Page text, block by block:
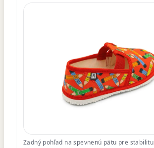
Zadný pohľad na spevnenú pätu pre stabilitu